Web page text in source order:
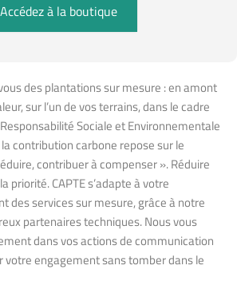
Accédez à la boutique
des plantations sur mesure : en amont
sur l’un de vos terrains, dans le cadre
Sociale et Environnementale
la contribution carbone repose sur le
contribuer à compenser ». Réduire
priorité. CAPTE s’adapte à votre
des services sur mesure, grâce à notre
partenaires techniques. Nous vous
dans vos actions de communication
votre engagement sans tomber dans le